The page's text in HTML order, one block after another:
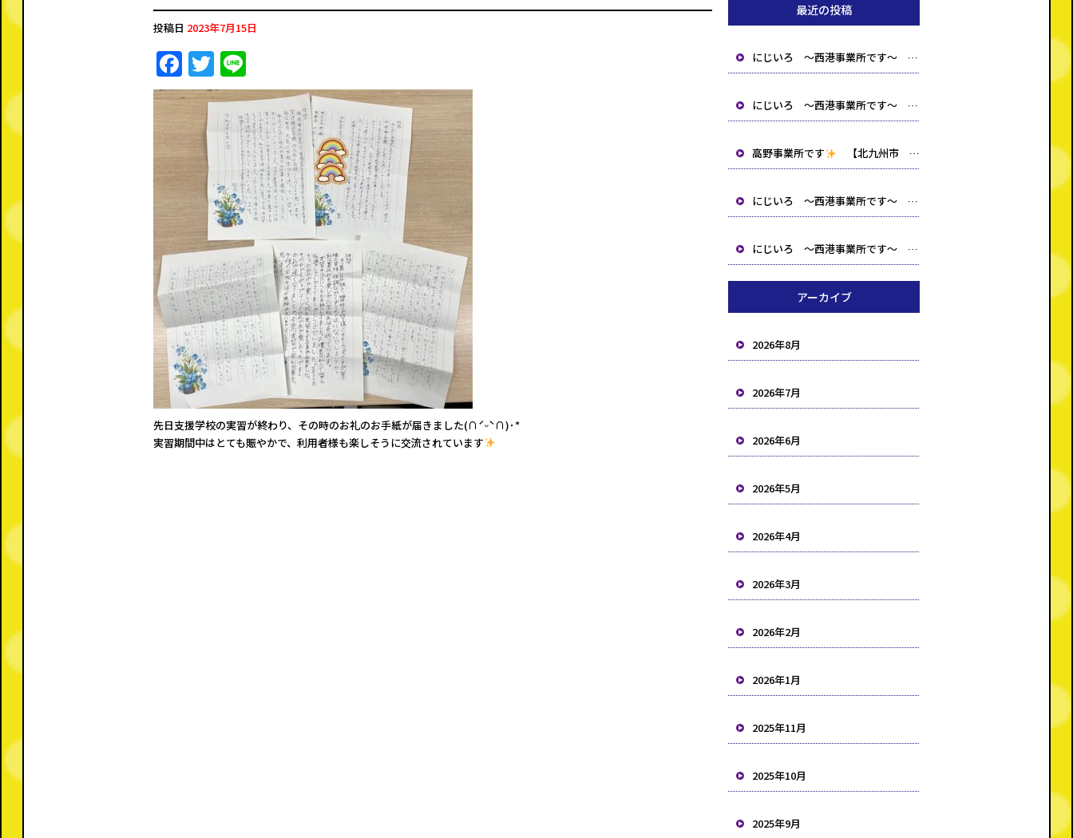
投稿日 2023年7月15日
F
a
c
e
b
o
o
k
T
w
it
te
n
e
先日支援学校の実習が終わり、その時のお礼のお手紙が届きました(∩ˊᵕˋ∩)･*
実習期間中はとても賑やかで、利用者様も楽しそうに交流されています
最近の投稿
にじいろ ～西港事業所です～ 【北九州市 小倉北区 小倉南区 就労支援B型 生活介護 相談事業所】
にじいろ ～西港事業所です～ 【北九州市 小倉北区 小倉南区 就労支援B型 生活介護 相談事業所】
高野事業所です 【北九州市 小倉北区 小倉南区 就労支援B型 生活介護 相談事業所】
にじいろ ～西港事業所です～ 【北九州市 小倉北区 小倉南区 就労支援B型 生活介護 相談事業所】
にじいろ ～西港事業所です～ 【北九州市 小倉北区 小倉南区 就労支援B型 生活介護 相談事業所】
アーカイブ
2026年8月
2026年7月
2026年6月
2026年5月
2026年4月
2026年3月
2026年2月
2026年1月
2025年11月
2025年10月
2025年9月